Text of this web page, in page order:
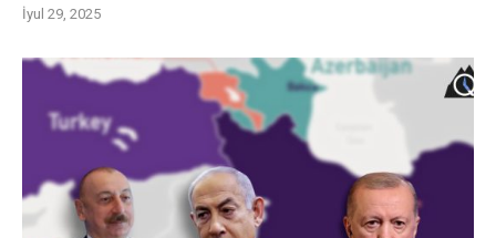
İyul 29, 2025